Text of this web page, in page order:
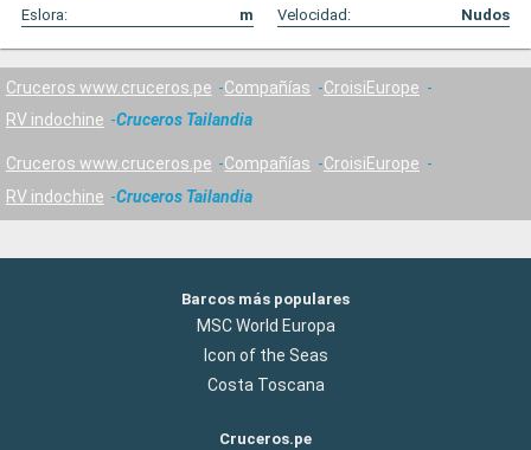
Eslora:
m Velocidad: Nudos
Cruceros www.cruceros.pe Compañías
CroisiEurope
RV indochine
Cruceros Tailandia
Cruceros www.cruceros.pe Compañías
CroisiEurope
RV indochine
Cruceros Tailandia
Barcos más populares
MSC World Europa
Icon of the Seas
Costa Toscana
Cruceros.pe